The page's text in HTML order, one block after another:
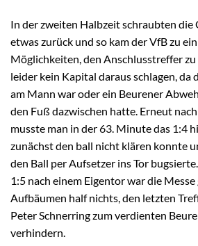
In der zweiten Halbzeit schraubten die
etwas zurück und so kam der VfB zu
Möglichkeiten, den Anschlusstreffer
leider kein Kapital daraus schlagen, da
am Mann war oder ein Beurener
den Fuß dazwischen hatte. Erneut
musste man in der 63. Minute das 1:4
zunächst den ball nicht klären konnte
den Ball per Aufsetzer ins Tor
1:5 nach einem Eigentor war die
Aufbäumen half nichts, den letzten
Peter Schnerring zum verdienten
verhindern.